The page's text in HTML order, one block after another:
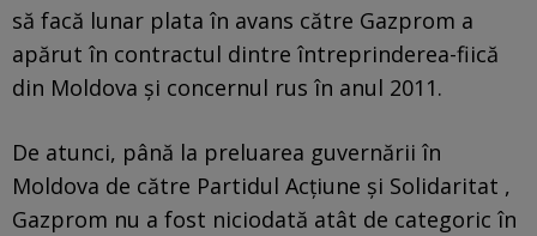
să facă lunar plata în avans către Gazprom a
apărut în contractul dintre întreprinderea-fiică
din Moldova și concernul rus în anul 2011.
De atunci, până la preluarea guvernării în
Moldova de către Partidul Acțiune și Solidaritat ,
Gazprom nu a fost niciodată atât de categoric în